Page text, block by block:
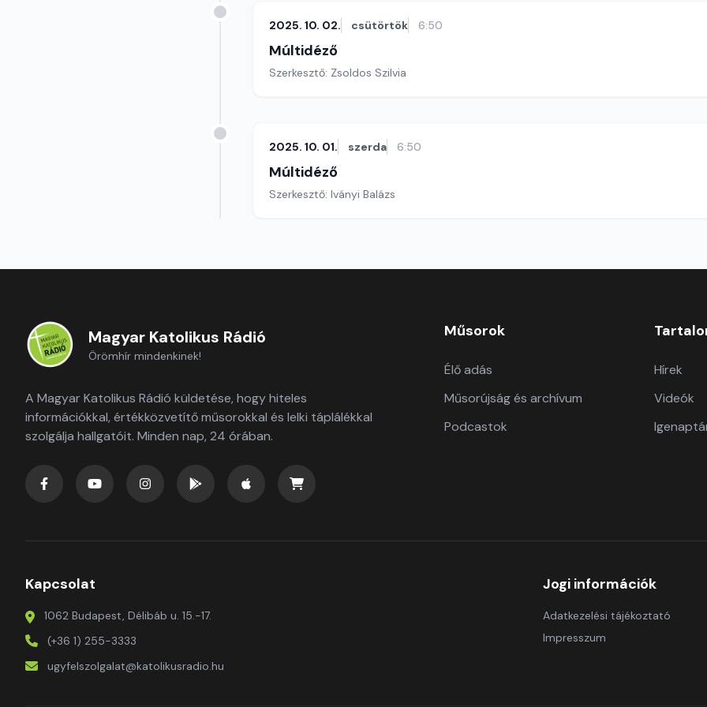
2025. 10. 02. csütörtök 6:50
Múltidéző
Szerkesztő: Zsoldos Szilvia
2025. 10. 01. szerda 6:50
Múltidéző
Szerkesztő: Iványi Balázs
Magyar Katolikus Rádió
Örömhír mindenkinek!
A Magyar Katolikus Rádió küldetése, hogy hiteles
információkkal, értékközvetítő műsorokkal és lelki táplálékkal
szolgálja hallgatóit. Minden nap, 24 órában.
Műsorok
Élő adás
Műsorújság és archívum
Podcastok
Hírek
Videók
Kapcsolat
1062 Budapest, Délibáb u. 15.-17.
(+36 1) 255-3333
ugyfelszolgalat@katolikusradio.hu
Jogi információk
Adatkezelési tájékoztató
Impresszum